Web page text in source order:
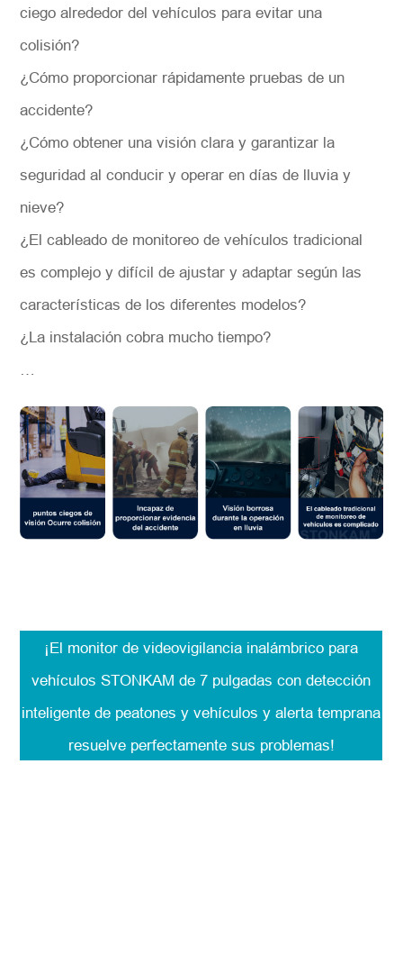
ciego alrededor del vehículos para evitar una
colisión?
¿Cómo proporcionar rápidamente pruebas de un
accidente?
¿Cómo obtener una visión clara y garantizar la
seguridad al conducir y operar en días de lluvia y
nieve?
¿El cableado de monitoreo de vehículos tradicional
es complejo y difícil de ajustar y adaptar según las
características de los diferentes modelos?
¿La instalación cobra mucho tiempo?
…
¡El monitor de videovigilancia inalámbrico para
vehículos STONKAM de 7 pulgadas con detección
inteligente de peatones y vehículos y alerta temprana
resuelve perfectamente sus problemas!